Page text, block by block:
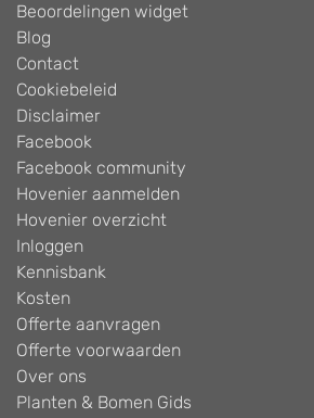
Beoordelingen widget
Blog
Contact
Cookiebeleid
Disclaimer
Facebook
Facebook community
Hovenier aanmelden
Hovenier overzicht
Inloggen
Kennisbank
Kosten
Offerte aanvragen
Offerte voorwaarden
Over ons
Planten & Bomen Gids